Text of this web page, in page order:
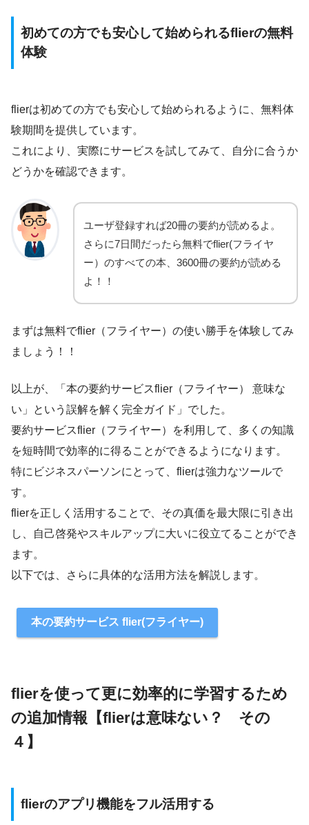
初めての方でも安心して始められるflierの無料
体験
flierは初めての方でも安心して始められるように、無料体
験期間を提供しています。
これにより、実際にサービスを試してみて、自分に合うか
どうかを確認できます。
ユーザ登録すれば20冊の要約が読めるよ。
さらに7日間だったら無料でflier(フライヤ
ー）のすべての本、3600冊の要約が読める
よ！！
まずは無料でflier（フライヤー）の使い勝手を体験してみ
ましょう！！
以上が、「本の要約サービスflier（フライヤー） 意味な
い」という誤解を解く完全ガイド」でした。
要約サービスflier（フライヤー）を利用して、多くの知識
を短時間で効率的に得ることができるようになります。
特にビジネスパーソンにとって、flierは強力なツールで
す。
flierを正しく活用することで、その真価を最大限に引き出
し、自己啓発やスキルアップに大いに役立てることができ
ます。
以下では、さらに具体的な活用方法を解説します。
本の要約サービス flier(フライヤー)
flierを使って更に効率的に学習するため
の追加情報 【flierは意味ない？ その
４】
flierのアプリ機能をフル活用する